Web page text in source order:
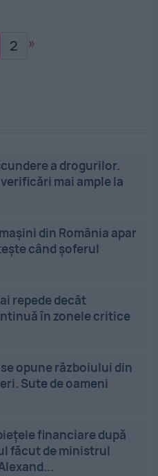
2 »
a drogurilor.
mai ample la
din România apar
când șoferul
repede decât
în zonele critice
opune războiului din
Sute de oameni
financiare după
făcut de ministrul